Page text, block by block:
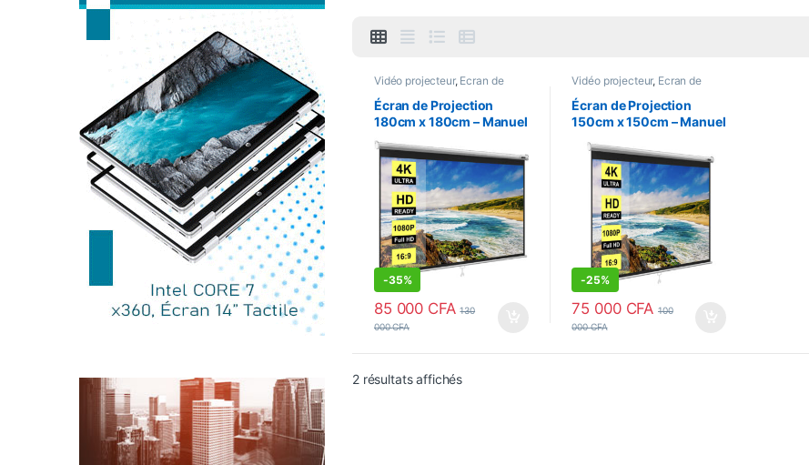
Vidéo projecteur, Ecran de
Écran de Projection
180cm x 180cm – Manuel
– Fixation murale
-35%
85 000 CFA 130
000CFA
Vidéo projecteur, Ecran de
Écran de Projection
150cm x 150cm – Manuel
-25%
75 000 CFA 100
000CFA
2 résultats affichésTrié du plus récent au plus ancien